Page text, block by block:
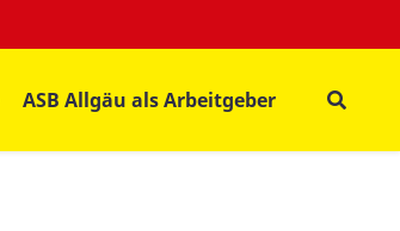
ASB Allgäu als Arbeitgeber